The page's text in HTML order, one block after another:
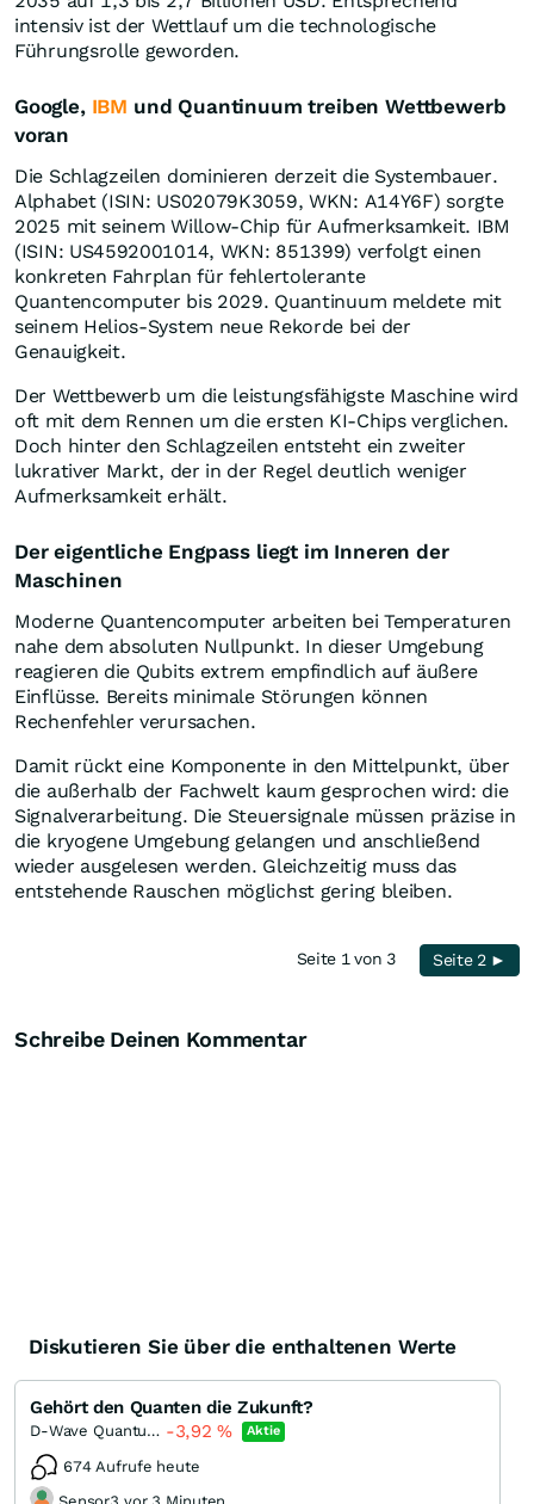
intensiv ist der Wettlauf um die technologische
Führungsrolle geworden.
Google, IBM und Quantinuum treiben Wettbewerb
voran
Die Schlagzeilen dominieren derzeit die Systembauer.
Alphabet (ISIN: US02079K3059, WKN: A14Y6F) sorgte
2025 mit seinem Willow-Chip für Aufmerksamkeit. IBM
(ISIN: US4592001014, WKN: 851399) verfolgt einen
konkreten Fahrplan für fehlertolerante
Quantencomputer bis 2029. Quantinuum meldete mit
seinem Helios-System neue Rekorde bei der
Genauigkeit.
Der Wettbewerb um die leistungsfähigste Maschine wird
oft mit dem Rennen um die ersten KI-Chips verglichen.
Doch hinter den Schlagzeilen entsteht ein zweiter
lukrativer Markt, der in der Regel deutlich weniger
Aufmerksamkeit erhält.
Der eigentliche Engpass liegt im Inneren der
Maschinen
Moderne Quantencomputer arbeiten bei Temperaturen
nahe dem absoluten Nullpunkt. In dieser Umgebung
reagieren die Qubits extrem empfindlich auf äußere
Einflüsse. Bereits minimale Störungen können
Rechenfehler verursachen.
Damit rückt eine Komponente in den Mittelpunkt, über
die außerhalb der Fachwelt kaum gesprochen wird: die
Signalverarbeitung. Die Steuersignale müssen präzise in
die kryogene Umgebung gelangen und anschließend
wieder ausgelesen werden. Gleichzeitig muss das
entstehende Rauschen möglichst gering bleiben.
Seite 1 von 3 Seite 2 ►
Schreibe Deinen Kommentar
Diskutieren Sie über die enthaltenen Werte
Gehört den Quanten die Zukunft?
D-Wave Quantum -3,92% Aktie
674 Aufrufe heute
Sensor3 vor 3 Minuten